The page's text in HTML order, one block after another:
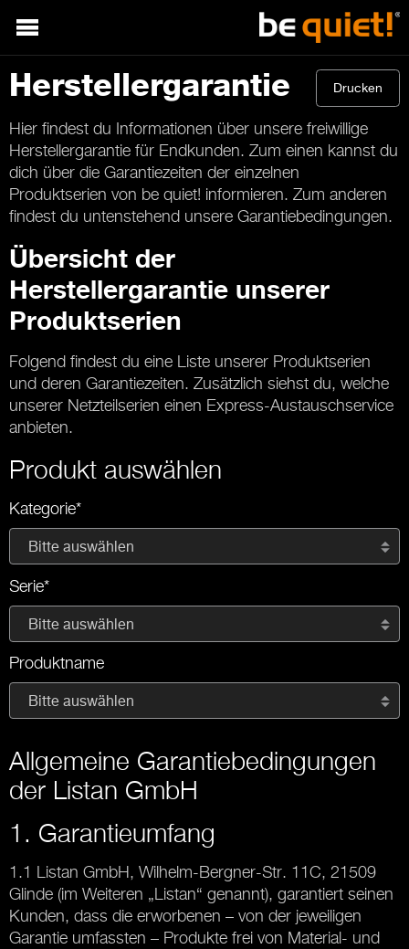
Drucken
Herstellergarantie
Hier findest du Informationen über unsere freiwillige
Herstellergarantie für Endkunden. Zum einen kannst du
dich über die Garantiezeiten der einzelnen
Produktserien von be quiet! informieren. Zum anderen
findest du untenstehend unsere Garantiebedingungen.
Übersicht der
Herstellergarantie unserer
Produktserien
Folgend findest du eine Liste unserer Produktserien
und deren Garantiezeiten. Zusätzlich siehst du, welche
unserer Netzteilserien einen Express-Austauschservice
anbieten.
Produkt auswählen
Kategorie*
Bitte auswählen
Serie*
Bitte auswählen
Produktname
Bitte auswählen
Allgemeine Garantiebedingungen
der Listan GmbH
1. Garantieumfang
1.1 Listan GmbH, Wilhelm-Bergner-Str. 11C, 21509
Glinde (im Weiteren „Listan“ genannt), garantiert seinen
Kunden, dass die erworbenen – von der jeweiligen
Garantie umfassten – Produkte frei von Material- und